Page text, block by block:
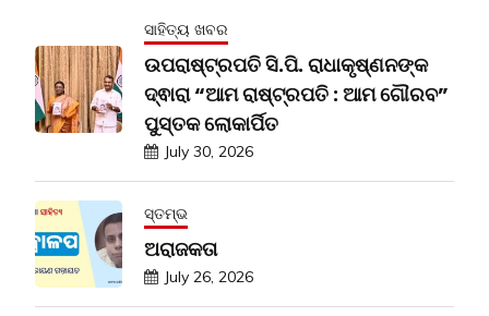
ସାହିତ୍ୟ ଖବର
ଉପରାଷ୍ଟ୍ରପତି ସି.ପି. ରାଧାକୃଷ୍ଣନଙ୍କ
ଦ୍ଵାରା “ଆମ ରାଷ୍ଟ୍ରପତି : ଆମ ଗୌରବ”
ପୁସ୍ତକ ଲୋକାର୍ପିତ
July 30, 2026
ସ୍ତମ୍ଭ
ଅରାଜକତା
July 26, 2026